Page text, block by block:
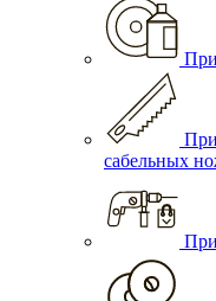
сабельных